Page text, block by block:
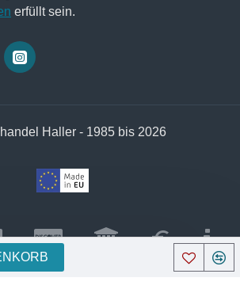
erfüllt sein.
Haller - 1985 bis 2026